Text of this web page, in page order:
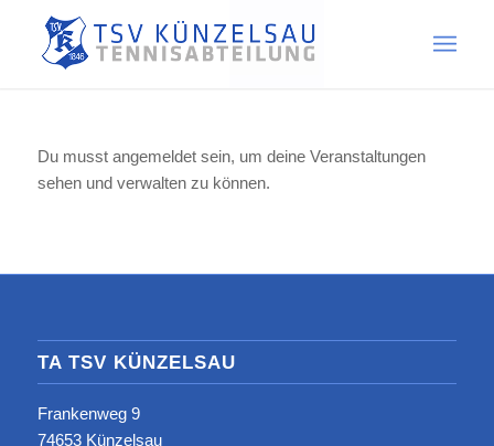
Du musst angemeldet sein, um deine Veranstaltungen
sehen und verwalten zu können.
TA TSV KÜNZELSAU
Frankenweg 9
74653 Künzelsau